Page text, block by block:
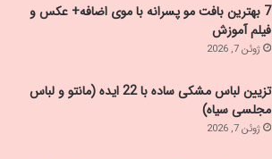
7 بهترین بافت مو پسرانه با موی اضافه+ عکس و
فیلم آموزش
ژوئن 7, 2026
تزیین لباس مشکی ساده با 22 ایده (مانتو و لباس
مجلسی سیاه)
ژوئن 7, 2026